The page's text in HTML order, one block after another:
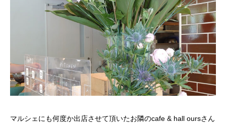
マルシェにも何度か出店させて頂いたお隣のcafe & hall oursさん